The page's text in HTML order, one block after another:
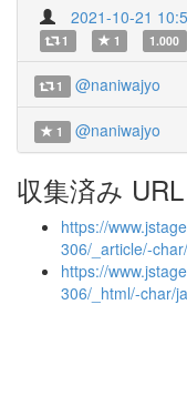
2021-10-21
1 1 1.000
1 @naniwajyo
1 @naniwajyo
収集済み
https://
306/_article/-
https://
306/_html/-char/ja